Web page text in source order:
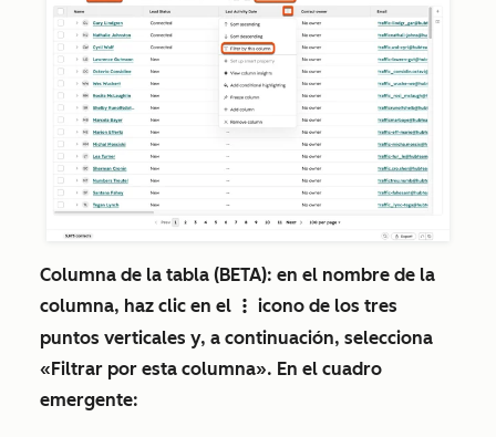
Columna de la tabla (BETA): en el nombre de la
columna, haz clic en el
verticalMenu
icono de los tres
puntos verticales y, a continuación, selecciona
«Filtrar por esta columna». En el cuadro
emergente: